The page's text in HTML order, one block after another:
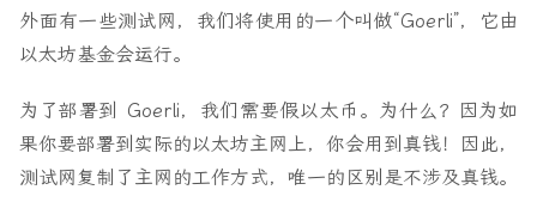
外面有一些测试网，我们将使用的一个叫做“Goerli”，它由
以太坊基金会运行。
为了部署到 Goerli，我们需要假以太币。为什么？因为如
果你要部署到实际的以太坊主网上，你会用到真钱！因此，
测试网复制了主网的工作方式，唯一的区别是不涉及真钱。